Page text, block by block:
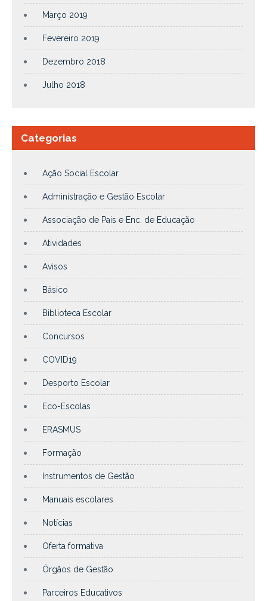
Março 2019
Fevereiro 2019
Dezembro 2018
Julho 2018
Categorias
Ação Social Escolar
Administração e Gestão Escolar
Associação de Pais e Enc. de Educação
Atividades
Avisos
Básico
Biblioteca Escolar
Concursos
COVID19
Desporto Escolar
Eco-Escolas
ERASMUS
Formação
Instrumentos de Gestão
Manuais escolares
Notícias
Oferta formativa
Órgãos de Gestão
Parceiros Educativos